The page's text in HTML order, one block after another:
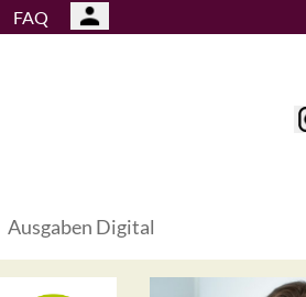
FAQ
Ausgaben Digital